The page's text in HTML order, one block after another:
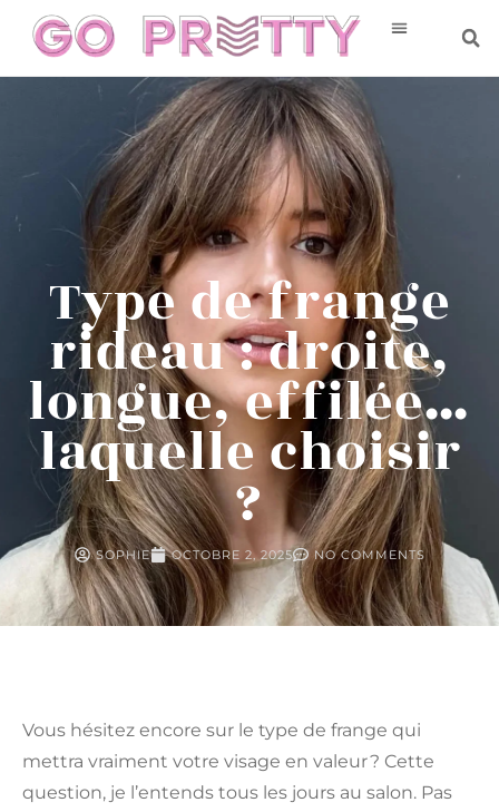
Type de frange
rideau : droite,
longue, effilée…
laquelle choisir
?
SOPHIE OCTOBRE 2, 2025 NO COMMENTS
Vous hésitez encore sur le type de frange qui
mettra vraiment votre visage en valeur ? Cette
question, je l’entends tous les jours au salon. Pas